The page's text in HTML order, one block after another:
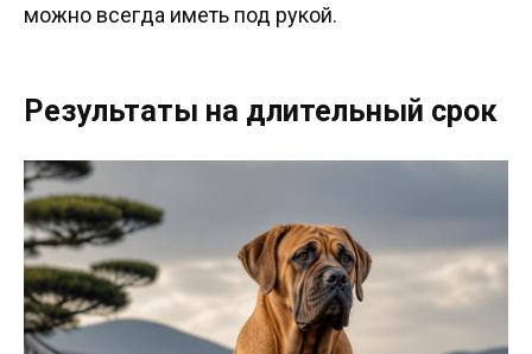
можно всегда иметь под рукой.
Результаты на длительный срок